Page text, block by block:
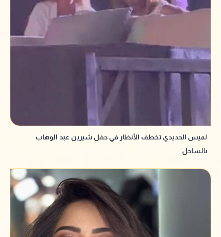
لميس الحديدي تخطف الأنظار في حفل شيرين عبد الوهاب
بالساحل